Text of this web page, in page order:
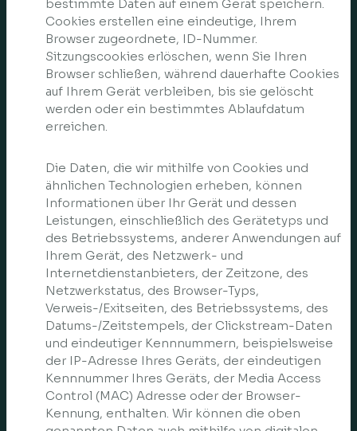
bestimmte Daten auf einem Gerät speichern.
Cookies erstellen eine eindeutige, Ihrem
Browser zugeordnete, ID-Nummer.
Sitzungscookies erlöschen, wenn Sie Ihren
Browser schließen, während dauerhafte Cookies
auf Ihrem Gerät verbleiben, bis sie gelöscht
werden oder ein bestimmtes Ablaufdatum
erreichen.
Die Daten, die wir mithilfe von Cookies und
ähnlichen Technologien erheben, können
Informationen über Ihr Gerät und dessen
Leistungen, einschließlich des Gerätetyps und
des Betriebssystems, anderer Anwendungen auf
Ihrem Gerät, des Netzwerk- und
Internetdienstanbieters, der Zeitzone, des
Netzwerkstatus, des Browser-Typs,
Verweis-/Exitseiten, des Betriebssystems, des
Datums-/Zeitstempels, der Clickstream-Daten
und eindeutiger Kennnummern, beispielsweise
der IP-Adresse Ihres Geräts, der eindeutigen
Kennnummer Ihres Geräts, der Media Access
Control (MAC) Adresse oder der Browser-
Kennung, enthalten. Wir können die oben